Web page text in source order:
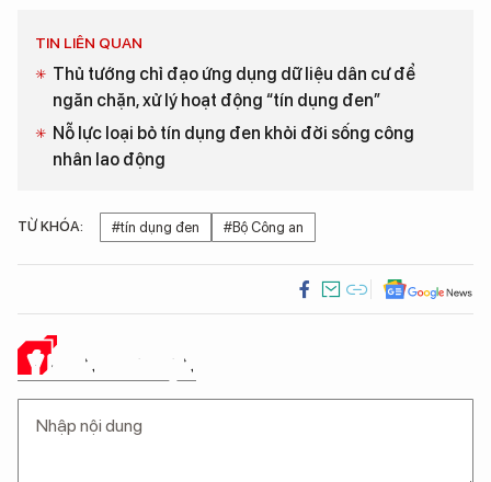
TIN LIÊN QUAN
Thủ tướng chỉ đạo ứng dụng dữ liệu dân cư để
ngăn chặn, xử lý hoạt động “tín dụng đen”
Nỗ lực loại bỏ tín dụng đen khỏi đời sống công
nhân lao động
TỪ KHÓA: #tín dụng đen #Bộ Công an
Ý KIẾN CỦA BẠN